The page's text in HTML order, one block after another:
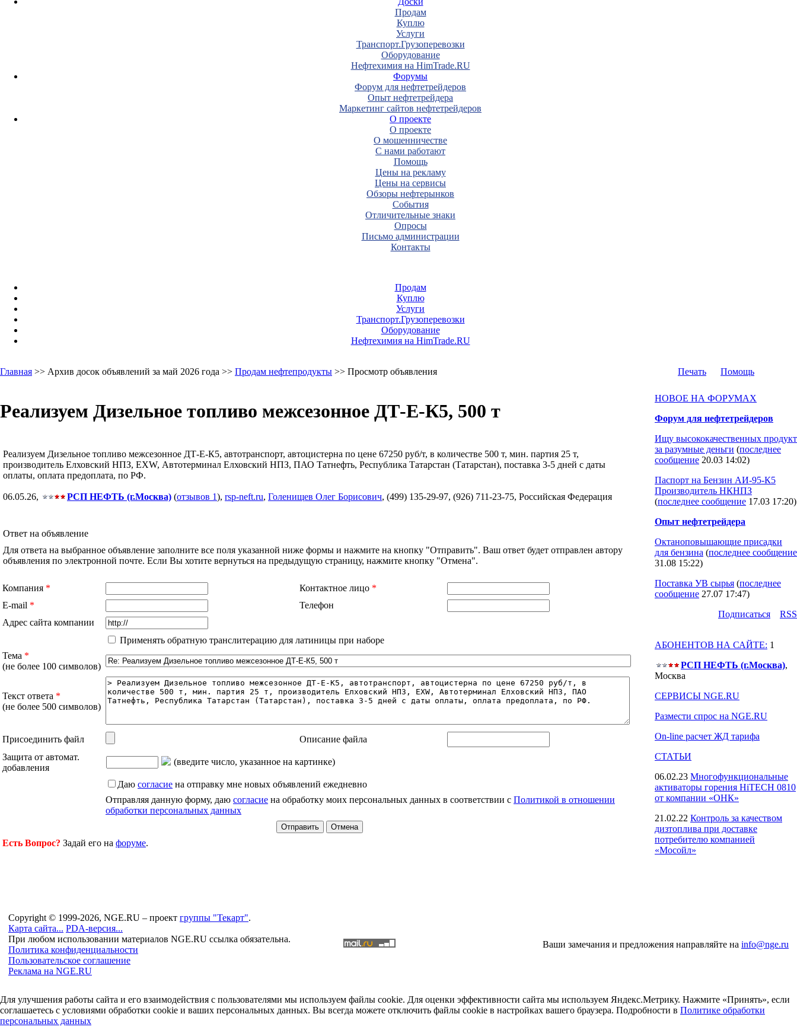
Продам
Куплю
Услуги
Транспорт.Грузоперевозки
Оборудование
Нефтехимия на HimTrade.RU
Форумы
Форум для нефтетрейдеров
Опыт нефтетрейдера
Маркетинг сайтов нефтетрейдеров
О проекте
О проекте
О мошенничестве
С нами работают
Помощь
Цены на рекламу
Цены на сервисы
Обзоры нефтерынков
События
Отличительные знаки
Опросы
Письмо администрации
Контакты
Продам
Куплю
Услуги
Транспорт.Грузоперевозки
Оборудование
Нефтехимия на HimTrade.RU
Главная >> Архив досок объявлений за май 2026 года >> Продам нефтепродукты >> Просмотр объявления Печать Помощь
Реализуем Дизельное топливо межсезонное ДТ-Е-К5, 500 т
Реализуем Дизельное топливо межсезонное ДТ-Е-К5, автотранспорт, автоцистерна по цене 67250 руб/т, в количестве 500 т, мин. партия 25 т,
производитель Елховский НПЗ, EXW, Автотерминал Елховский НПЗ, ПАО Татнефть, Республика Татарстан (Татарстан), поставка 3-5 дней с даты
оплаты, оплата предоплата, по РФ.
06.05.26, РСП НЕФТЬ (г.Москва) (отзывов 1), rsp-neft.ru, Голенищев Олег Борисович, (499) 135-29-97, (926) 711-23-75, Российская Федерация
Ответ на объявление
Для ответа на выбранное объявление заполните все поля указанной ниже формы и нажмите на кнопку "Отправить". Ваш ответ будет отправлен автору
объявления по электронной почте. Если Вы хотите вернуться на предыдущую страницу, нажмите кнопку "Отмена".
Компания * Контактное лицо *
E-mail *
Телефон
Адрес сайта компании
Применять обратную транслитерацию для латиницы при наборе
Тема *
(не более 100 символов)
Текст ответа *
(не более 500 символов)
Присоединить файл
Описание файла
Защита от автомат.
добавления
(введите число, указанное на картинке)
Даю согласие на отправку мне новых объявлений ежедневно
Отправляя данную форму, даю согласие на обработку моих персональных данных в соответствии с Политикой в отношении
обработки персональных данных
Есть Вопрос? Задай его на форуме.
НОВОЕ НА ФОРУМАХ
Форум для нефтетрейдеров
Ищу высококачественных продукт
за разумные деньги (последнее
сообщение 20.03 14:02)
Паспорт на Бензин АИ-95-К5
Производитель НКНПЗ
(последнее сообщение 17.03 17:20)
Опыт нефтетрейдера
Октаноповышающие присадки
для бензина (последнее сообщение
31.08 15:22)
Поставка УВ сырья (последнее
сообщение 27.07 17:47)
Подпиcаться
RSS
АБОНЕНТОВ НА САЙТЕ: 1
РСП НЕФТЬ (г.Москва),
Москва
СЕРВИСЫ NGE.RU
Размести спрос на NGE.RU
On-line расчет ЖД тарифа
СТАТЬИ
06.02.23 Многофункциональные
активаторы горения HiTECH 0810
от компании «ОНК»
21.02.22 Контроль за качеством
дизтоплива при доставке
потребителю компанией
«Мосойл»
Copyright © 1999-2026, NGE.RU – проект группы "Текарт".
Карта сайта... PDA-версия...
При любом использовании материалов NGE.RU ссылка обязательна.
Политика конфиденциальности
Пользовательское соглашение
Реклама на NGE.RU
Ваши замечания и предложения направляйте на info@nge.ru
Для улучшения работы сайта и его взаимодействия с пользователями мы используем файлы cookie. Для оценки эффективности сайта мы используем Яндекс.Метрику. Нажмите «Принять», если
соглашаетесь с условиями обработки cookie и ваших персональных данных. Вы всегда можете отключить файлы cookie в настройках вашего браузера. Подробности в Политике обработки
персональных данных